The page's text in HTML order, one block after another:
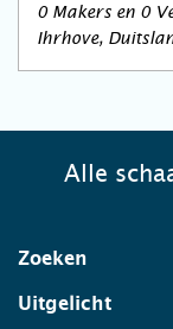
0 Makers en 0
Ihrhove,
Alle
Zoeken
Uitgelicht